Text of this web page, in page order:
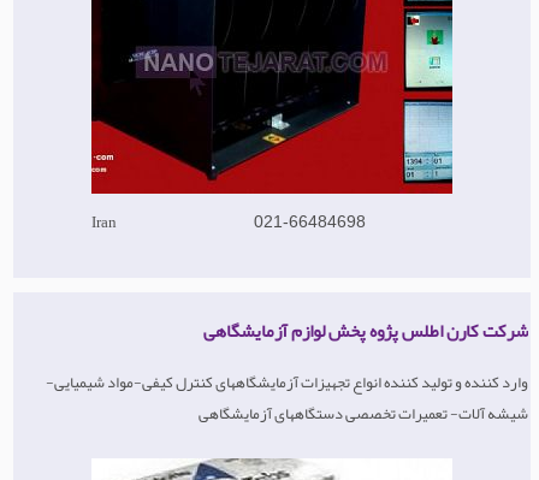
Iran 021-66484698
شرکت کارن اطلس پژوه پخش لوازم آزمایشگاهی
وارد کننده و تولید کننده انواع تجهیزات آزمایشگاههای کنترل کیفی-مواد شیمیایی-
شیشه آلات- تعمیرات تخصصی دستگاههای آزمایشگاهی